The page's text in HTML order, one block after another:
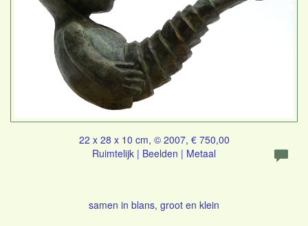
22 x 28 x 10 cm, © 2007, € 750,00
Ruimtelijk | Beelden | Metaal
samen in blans, groot en klein